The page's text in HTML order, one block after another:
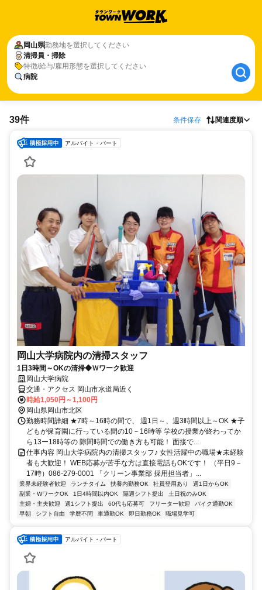
岡山県勤務地を選択してください
清掃員・掃除
特徴/給与/雇用形態を選択してください
病院
39件 条件保存 関連度順
アルバイト・パート
岡山大学病院内の清掃スタッフ
1日3時間～OKの清掃◆Ｗワーク歓迎
岡山大学病院
交通・アクセス 岡山市水道局近く
時給1,050円～1,100円
岡山県岡山市北区
勤務時間詳細 ★7時～16時の間で、 週1日～、週3時間以上～OK ★子
どもが保育園に行っている間の10－16時等 学校の授業が終わってか
ら13ー18時等の 隙間時間での働き方も可能！ 面接で...
仕事内容 岡山大学病院内の清掃スタッフ♪ 女性活躍中の職場★未経験
者も大歓迎！ WEB応募が苦手な方は直接電話もOKです！ （平日9－
17時）086-279-0001 「クリーン事業部 採用担当者」...
業界未経験者歓迎 ランチタイム 扶養内勤務OK 社員登用あり
週1日からOK
副業・WワークOK
1日4時間以内OK 隔週シフト提出
土日祝のみOK
主婦・主夫歓迎
週1シフト提出 60代も応募可 フリーター歓迎
バイク通勤OK
早朝
シフト自由 学歴不問 車通勤OK 即日勤務OK 職場見学可
アルバイト・パート